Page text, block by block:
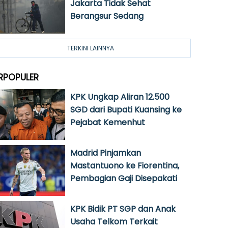
Jakarta Tidak Sehat
Berangsur Sedang
TERKINI LAINNYA
KPK Ungkap Aliran 12.500
SGD dari Bupati Kuansing ke
Pejabat Kemenhut
Madrid Pinjamkan
Mastantuono ke Fiorentina,
Pembagian Gaji Disepakati
KPK Bidik PT SGP dan Anak
Usaha Telkom Terkait